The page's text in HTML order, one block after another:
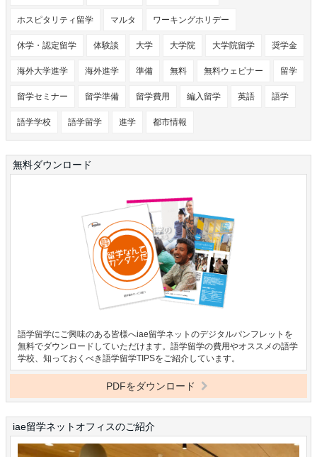
ホスピタリティ留学 マルタ ワーキングホリデー
休学・認定留学 体験談 大学 大学院 大学院留学 奨学金
海外大学進学 海外進学 準備 無料 無料ウェビナー 留学
留学セミナー 留学準備 留学費用 編入留学 英語 語学
語学学校 語学留学 進学 都市情報
無料ダウンロード
語学留学にご興味のある皆様へiae留学ネットのデジタルパンフレットを
無料でダウンロードしていただけます。語学留学の費用やオススメの語学
学校、知っておくべき語学留学TIPSをご紹介しています。
PDFをダウンロード
iae留学ネットオフィスのご紹介